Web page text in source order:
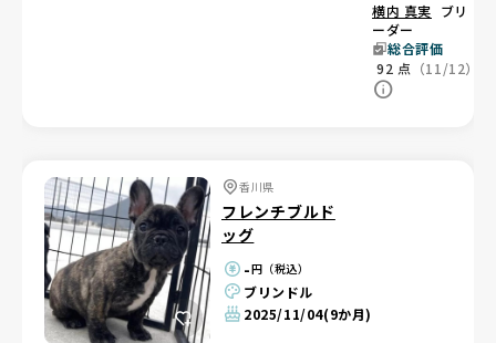
横内 真実 ブリ
ーダー
総合評価
92 点 （11/12）
香川県
フレンチブルド
ッグ
-円（税込）
ブリンドル
2025/11/04(9か月)